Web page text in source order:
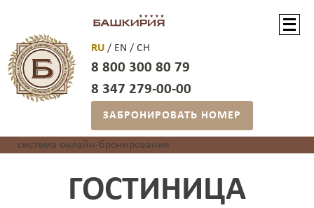
8 800 300 80 79
8 347 279-00-00
RU / EN / CH
ЗАБРОНИРОВАТЬ НОМЕР
система онлайн-бронирования
ГОСТИНИЦА